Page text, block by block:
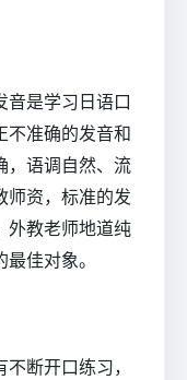
音是学习日语口
不准确的发音和
，语调自然、流
师资，标准的发
外教老师地道纯
佳对象。
断开口练习，